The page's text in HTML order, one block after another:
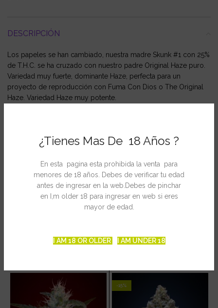
¿Tienes Mas De 18 Años ?
En esta pagina esta prohibida la venta para
menores de 18 años. Debes de verificar tu edad
antes de ingresar en la web.Debes de pinchar
en I,m older 18 para ingresar en web si eres
mayor de edad.
I AM 18 OR OLDER I AM UNDER 18
DESCRIPCIÓN
Los papeles se han cambiado, nuestra madre Skunk #1 con 25%
de T.H.C. se ha cruzado con nuestro padre Original Haze puro.
Variedad muy fuerte, dominante Haze, perfecta para un
proyecto de reproducción con Fuma Con Dios o The Original
Haze. Variedad Haze muy potente.
Rendimiento: 120 g
INFORMACIÓN ADICIONAL
PRODUCTOS RELACIONADOS
-15%